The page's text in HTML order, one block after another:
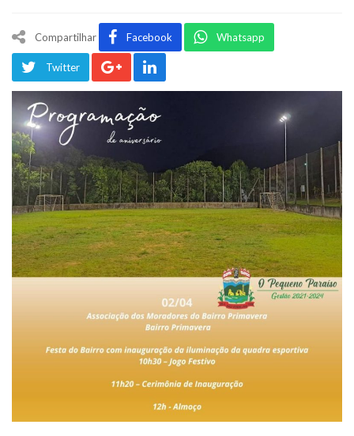
Compartilhar Facebook Whatsapp
Twitter